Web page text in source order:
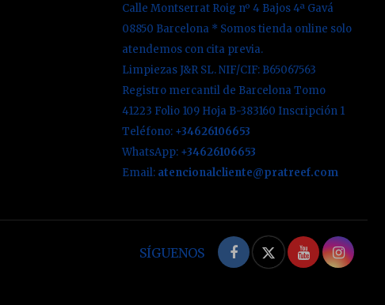
Calle Montserrat Roig nº 4 Bajos 4ª Gavá
08850 Barcelona * Somos tienda online solo
atendemos con cita previa.
Limpiezas J&R SL. NIF/CIF: B65067563
Registro mercantil de Barcelona Tomo
41223 Folio 109 Hoja B-383160 Inscripción 1
Teléfono: +34626106653
WhatsApp: +34626106653
Email: atencionalcliente@pratreef.com
FacebookTwitterYouTube
SÍGUENOS